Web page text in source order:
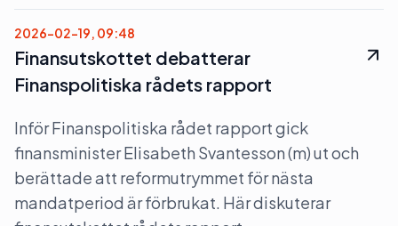
2026-02-19, 09:48
Finansutskottet debatterar
Finanspolitiska rådets rapport
Inför Finanspolitiska rådet rapport gick
finansminister Elisabeth Svantesson (m) ut och
berättade att reformutrymmet för nästa
mandatperiod är förbrukat. Här diskuterar